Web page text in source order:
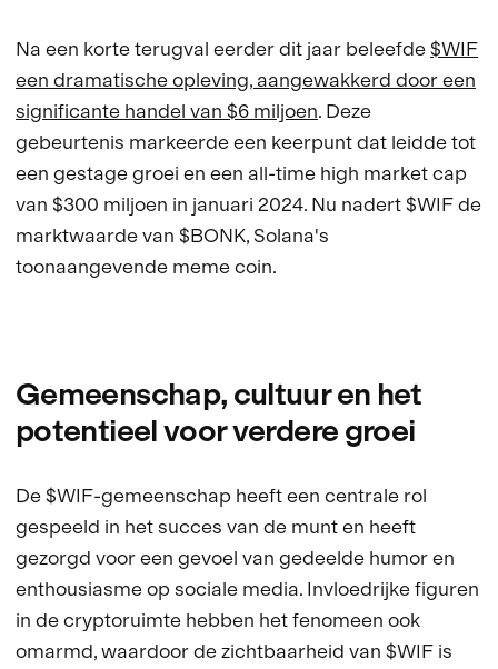
Na een korte terugval eerder dit jaar beleefde$WIF
een dramatische opleving, aangewakkerd door een
significante handel van $6 miljoen. Deze
gebeurtenis markeerde een keerpunt dat leidde tot
een gestage groei en een all-time high market cap
van $300 miljoen in januari 2024. Nu nadert $WIF de
marktwaarde van $BONK, Solana's
toonaangevende meme coin.
Gemeenschap, cultuur en het
potentieel voor verdere groei
De $WIF-gemeenschap heeft een centrale rol
gespeeld in het succes van de munt en heeft
gezorgd voor een gevoel van gedeelde humor en
enthousiasme op sociale media. Invloedrijke figuren
in de cryptoruimte hebben het fenomeen ook
omarmd, waardoor de zichtbaarheid van $WIF is